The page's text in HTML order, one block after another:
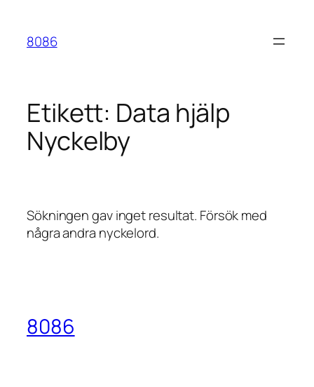
innehåll
8086
Etikett: Data hjälp
Nyckelby
Sökningen gav inget resultat. Försök med
några andra nyckelord.
8086